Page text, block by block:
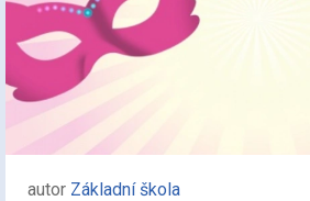
autor Základní škola